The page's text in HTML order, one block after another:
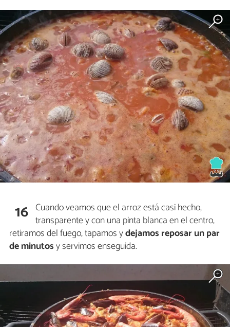
16 Cuando veamos que el arroz está casi hecho,
transparente y con una pinta blanca en el centro,
retiramos del fuego, tapamos ydejamos reposar un par
de minutosy servimos enseguida.